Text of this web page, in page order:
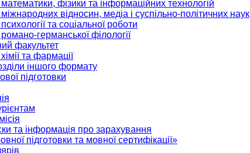
фізики та інформаційних технологій
відносин, медіа і суспільно-політичних наук
та соціальної роботи
германської філології
факультет
та фармації
іншого формату
підготовки
та інформація про зарахування
підготовки та мовної сертифікації»